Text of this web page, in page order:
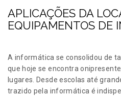
APLICAÇÕES DA
EQUIPAMENTOS DE
A informática se consolidou de
que hoje se encontra
lugares. Desde escolas até
trazido pela informática é